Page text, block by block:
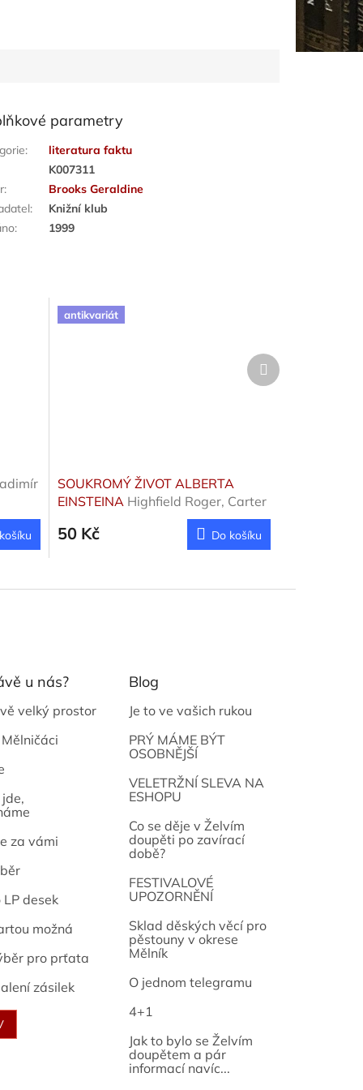
parametry
:
literatura faktu
K007311
:
Brooks Geraldine
:
Knižní klub
: 1999
antikvariát
SOUKROMÝ ŽIVOT ALBERTA
EINSTEINA Highfield Roger, Carter
50 Kč Do košíku
Další
produkt
u nás?
velký prostor
za vámi
desek
možná
pro prťata
zásilek
Blog
Je to ve vašich rukou
PRÝ MÁME BÝT
OSOBNĚJŠÍ
VELETRŽNÍ SLEVA NA
ESHOPU
Co se děje v Želvím
doupěti po zavírací
době?
FESTIVALOVÉ
UPOZORNĚNÍ
Sklad děských věcí pro
pěstouny v okrese
Mělník
O jednom telegramu
4+1
Jak to bylo se Želvím
doupětem a pár
informací navíc...